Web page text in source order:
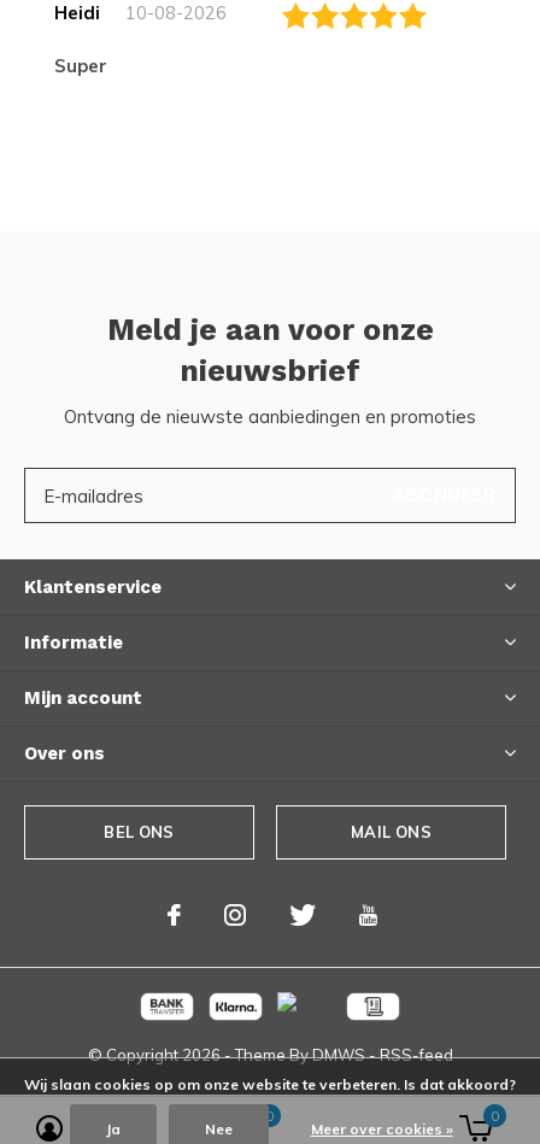
Heidi 10-08-2026
Super
Meld je aan voor onze
nieuwsbrief
Ontvang de nieuwste aanbiedingen en promoties
Klantenservice
Informatie
Mijn account
Over ons
BEL ONS MAIL ONS
© Copyright2026- Theme ByDMWS-RSS-feed
0 0
Wij slaan cookies op om onze website te verbeteren. Is dat akkoord?
Ja Nee Meer over cookies »